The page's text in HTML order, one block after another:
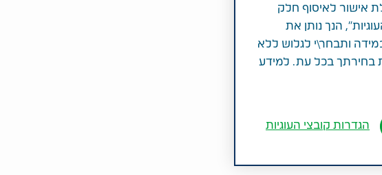
אישור לאיסוף חלק
הנך נותן את
ותבחר\י לגלוש ללא
בחירתך בכל עת. למידע
הגדרות קובצי העוגיות